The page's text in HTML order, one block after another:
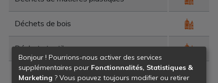
Déchets de bois
Déchets textiles
Encombrants ménagers divers
Bonjour ! Pourrions-nous activer des services
supplémentaires pour Fonctionnalités, Statistiques &
Marketing ? Vous pouvez toujours modifier ou retirer